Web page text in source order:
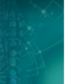
operativa en
reducir